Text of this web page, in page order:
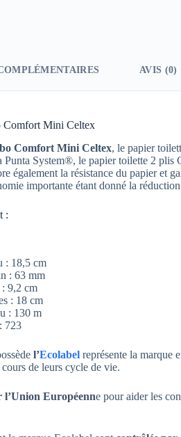
AVIS (0)
Comfort Mini Celtex
Comfort Mini Celtex, le papier
Punta System®, le papier toilette 2 plis
également la résistance du papier et
importante étant donné la
:
: 18,5 cm
: 63 mm
9,2 cm
: 18 cm
: 130 m
723
l’Ecolabel représente la marque
de leurs cycle de vie.
l’Union Européenne pour aider les